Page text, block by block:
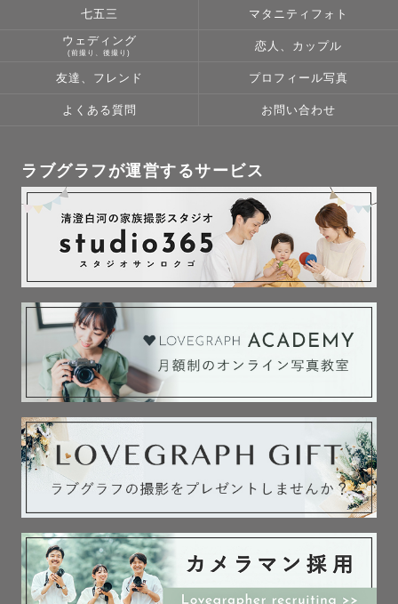
七五三 マタニティフォト
ウェディング
(前撮り、後撮り)
恋人、カップル
友達、フレンド プロフィール写真
よくある質問 お問い合わせ
ラブグラフが運営するサービス